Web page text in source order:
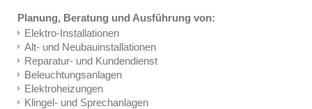
Planung, Beratung und Ausführung von:
Elektro-Installationen
Alt- und Neubauinstallationen
Reparatur- und Kundendienst
Beleuchtungsanlagen
Elektroheizungen
Klingel- und Sprechanlagen